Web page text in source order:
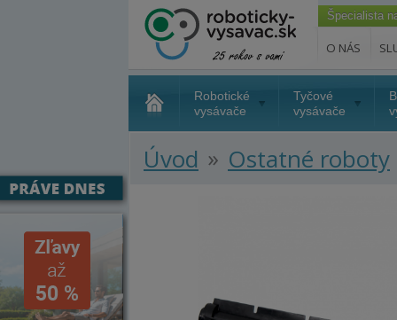
Špecialista
O NÁS
Robotické
vysávače
Tyčové
vysávače
Úvod » Ostatné roboty